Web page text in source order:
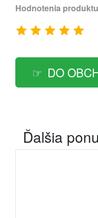
Hodnotenia produktu
DO
Ďalšia